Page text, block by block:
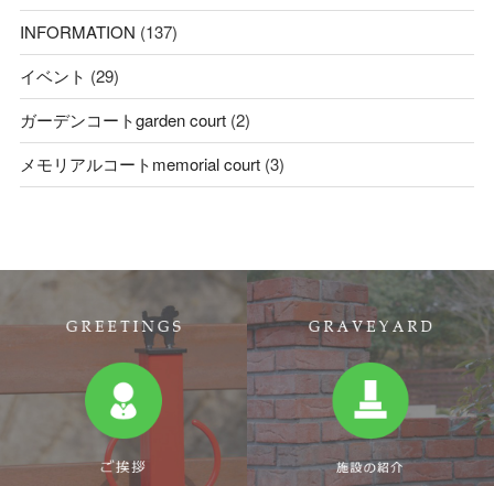
INFORMATION (137)
イベント (29)
ガーデンコートgarden court(2)
メモリアルコートmemorial court(3)